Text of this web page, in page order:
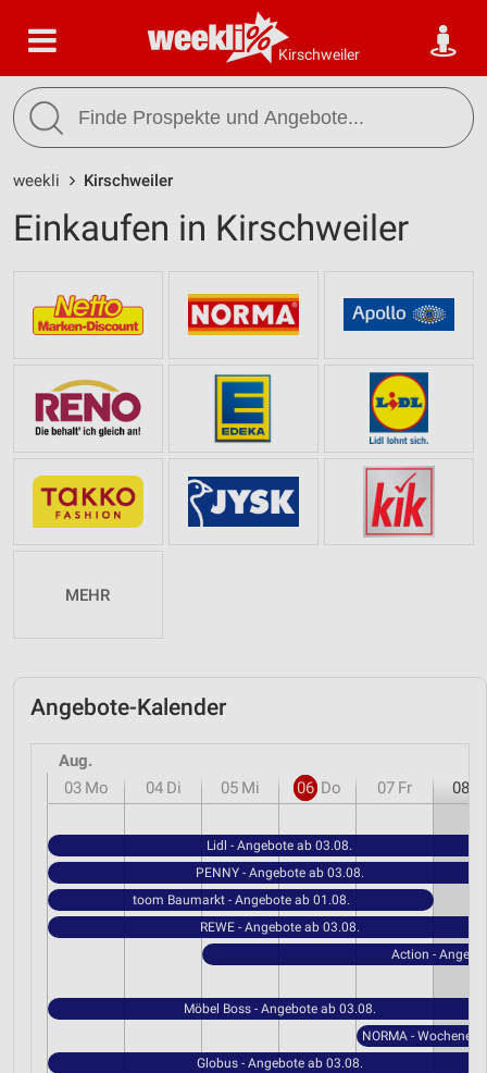
Kirschweiler
weekli Kirschweiler
Einkaufen in Kirschweiler
MEHR
Angebote-Kalender
Aug.
03 Mo 04 Di 05 Mi 06 Do 07 Fr 08
Lidl - Angebote ab 03.08.
PENNY - Angebote ab 03.08.
toom Baumarkt - Angebote ab 01.08.
REWE - Angebote ab 03.08.
Action -
Möbel Boss - Angebote ab 03.08.
Globus - Angebote ab 03.08.